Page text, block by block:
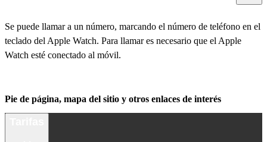
Se puede llamar a un número, marcando el número de teléfono en el
teclado del Apple Watch. Para llamar es necesario que el Apple
Watch esté conectado al móvil.
Pie de página, mapa del sitio y otros enlaces de interés